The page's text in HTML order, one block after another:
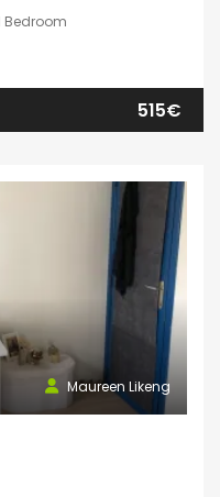
Bedroom
515€
Maureen Likeng